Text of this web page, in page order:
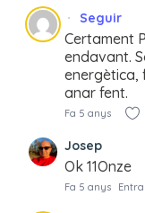
Seguir
Certament
endavant.
energètica,
anar fent.
Fa 5 anys
Josep
Ok 11Onze
Fa 5 anys